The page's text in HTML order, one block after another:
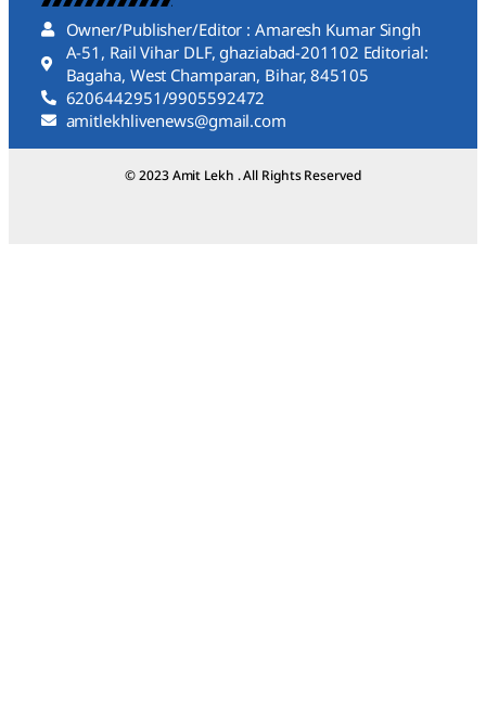
Owner/Publisher/Editor : Amaresh Kumar Singh
A-51, Rail Vihar DLF, ghaziabad-201102 Editorial:
Bagaha, West Champaran, Bihar, 845105
6206442951/9905592472
amitlekhlivenews@gmail.com
© 2023 Amit Lekh . All Rights Reserved